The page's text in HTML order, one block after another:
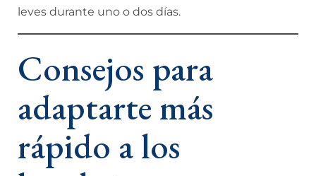
leves durante uno o dos días.
Consejos para
adaptarte más
rápido a los